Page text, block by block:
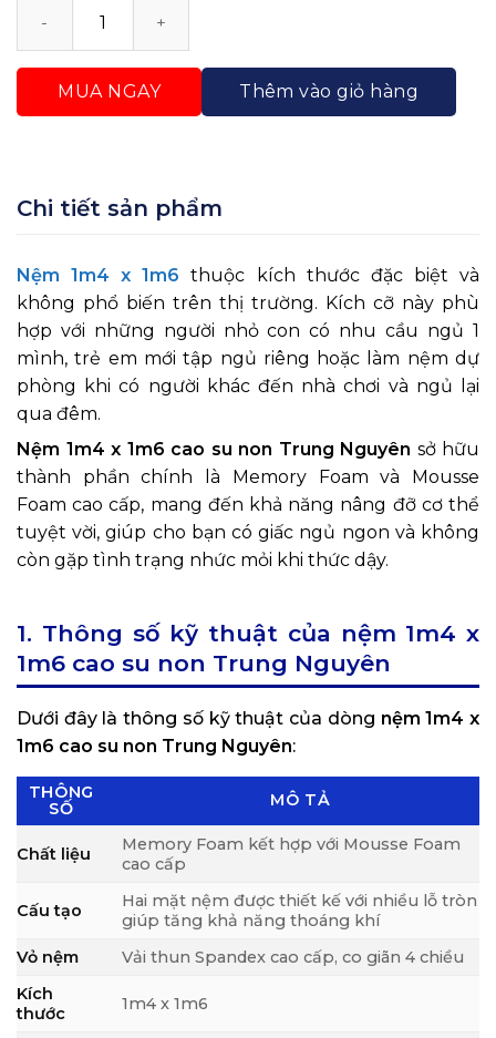
Nệm 1m4 x 1m6 Cao Su Non Trung Nguyên Cao Cấp
MUA NGAY Thêm vào giỏ hàng
Chi tiết sản phẩm
Nệm 1m4 x 1m6 thuộc kích thước đặc biệt và
không phổ biến trên thị trường. Kích cỡ này phù
hợp với những người nhỏ con có nhu cầu ngủ 1
mình, trẻ em mới tập ngủ riêng hoặc làm nệm dự
phòng khi có người khác đến nhà chơi và ngủ lại
qua đêm.
Nệm 1m4 x 1m6 cao su non Trung Nguyên sở hữu
thành phần chính là Memory Foam và Mousse
Foam cao cấp, mang đến khả năng nâng đỡ cơ thể
tuyệt vời, giúp cho bạn có giấc ngủ ngon và không
còn gặp tình trạng nhức mỏi khi thức dậy.
1. Thông số kỹ thuật của nệm 1m4 x
1m6 cao su non Trung Nguyên
Dưới đây là thông số kỹ thuật của dòng nệm 1m4 x
1m6 cao su non Trung Nguyên:
THÔNG
SỐ
MÔ TẢ
Chất liệu
Memory Foam kết hợp với Mousse Foam
cao cấp
Cấu tạo
Hai mặt nệm được thiết kế với nhiều lỗ tròn
giúp tăng khả năng thoáng khí
Vỏ nệm
Vải thun Spandex cao cấp, co giãn 4 chiều
Kích
thước
1m4 x 1m6